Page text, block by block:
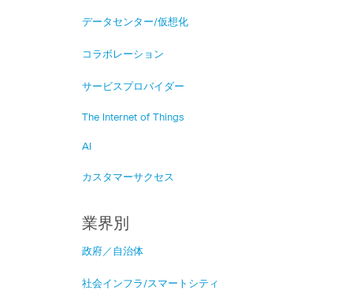
データセンター/仮想化
コラボレーション
サービスプロバイダー
The Internet of Things
AI
カスタマーサクセス
業界別
政府／自治体
社会インフラ/スマートシティ